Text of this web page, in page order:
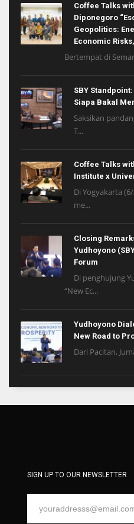
Coffee Talks
Diponegoro
Geopolitics:
Economic
Bertempat di
SBY
Siapa Bakal
Saksikan
T...
Coffee Talks
Institute x
Di Yogyakarta
me...
Closing
Yudhoyono
Forum
Di penghujung
“New Ec...
Yudhoyono
New Road to
Dari Pacitan,
SIGN UP TO OUR NEWSLETTER